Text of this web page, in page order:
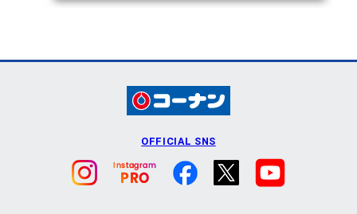
OFFICIAL SNS